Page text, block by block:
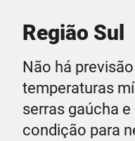
Região Sul
Não há
temperaturas
serras gaúcha
condição para